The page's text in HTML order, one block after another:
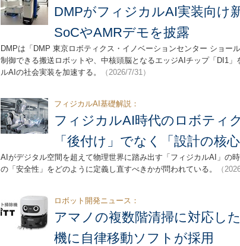
DMPがフィジカルAI実装向け
SoCやAMRデモを披露
DMPは「DMP 東京ロボティクス・イノベーションセンター ショー
制御できる搬送ロボットや、中核頭脳となるエッジAIチップ「DI1
ルAIの社会実装を加速する。
（2026/7/31）
フィジカルAI基礎解説：
フィジカルAI時代のロボティ
「後付け」でなく「設計の核心
AIがデジタル空間を超えて物理世界に踏み出す「フィジカルAI」の
の「安全性」をどのように定義し直すべきかが問われている。
（
ロボット開発ニュース：
アマノの複数階清掃に対応し
機に自律移動ソフトが採用